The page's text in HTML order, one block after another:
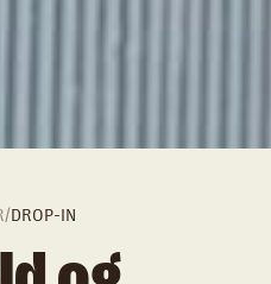
/DROP-IN